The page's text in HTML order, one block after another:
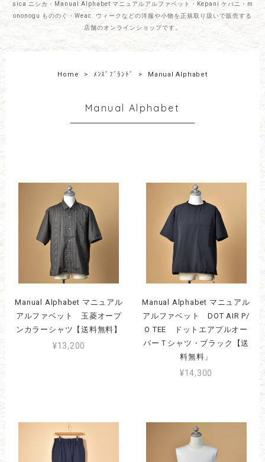
sica ニシカ・Manual Alphabet マニュアルアルファベット・Kepani ケパニ・m
ononogu もののぐ・Weac. ウィークなどの洋服や小物を正規取り扱いで販売する
店舗のオンラインショップです。
Home ﾒﾝｽﾞﾌﾞﾗﾝﾄﾞ Manual Alphabet
Manual Alphabet
Manual Alphabet マニュアル
アルファベット 玉菱オープ
ンカラーシャツ【送料無料】
¥13,200
Manual Alphabet マニュアル
アルファベット DOT AIR P/
O TEE ドットエアプルオー
バーＴシャツ・ブラック【送
料無料」
¥14,300